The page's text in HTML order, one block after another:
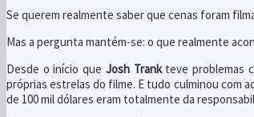
Se querem realmente saber que cenas foram
Mas a pergunta mantém-se: o que realmente
Desde o início que Josh Trankteve problemas
próprias estrelas do filme. E tudo culminou com
de 100 mil dólares eram totalmente da